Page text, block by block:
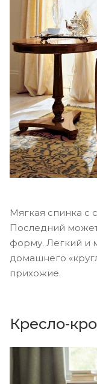
Мягкая спинка с
Последний
форму. Легкий и
домашнего
прихожие.
Кресло-